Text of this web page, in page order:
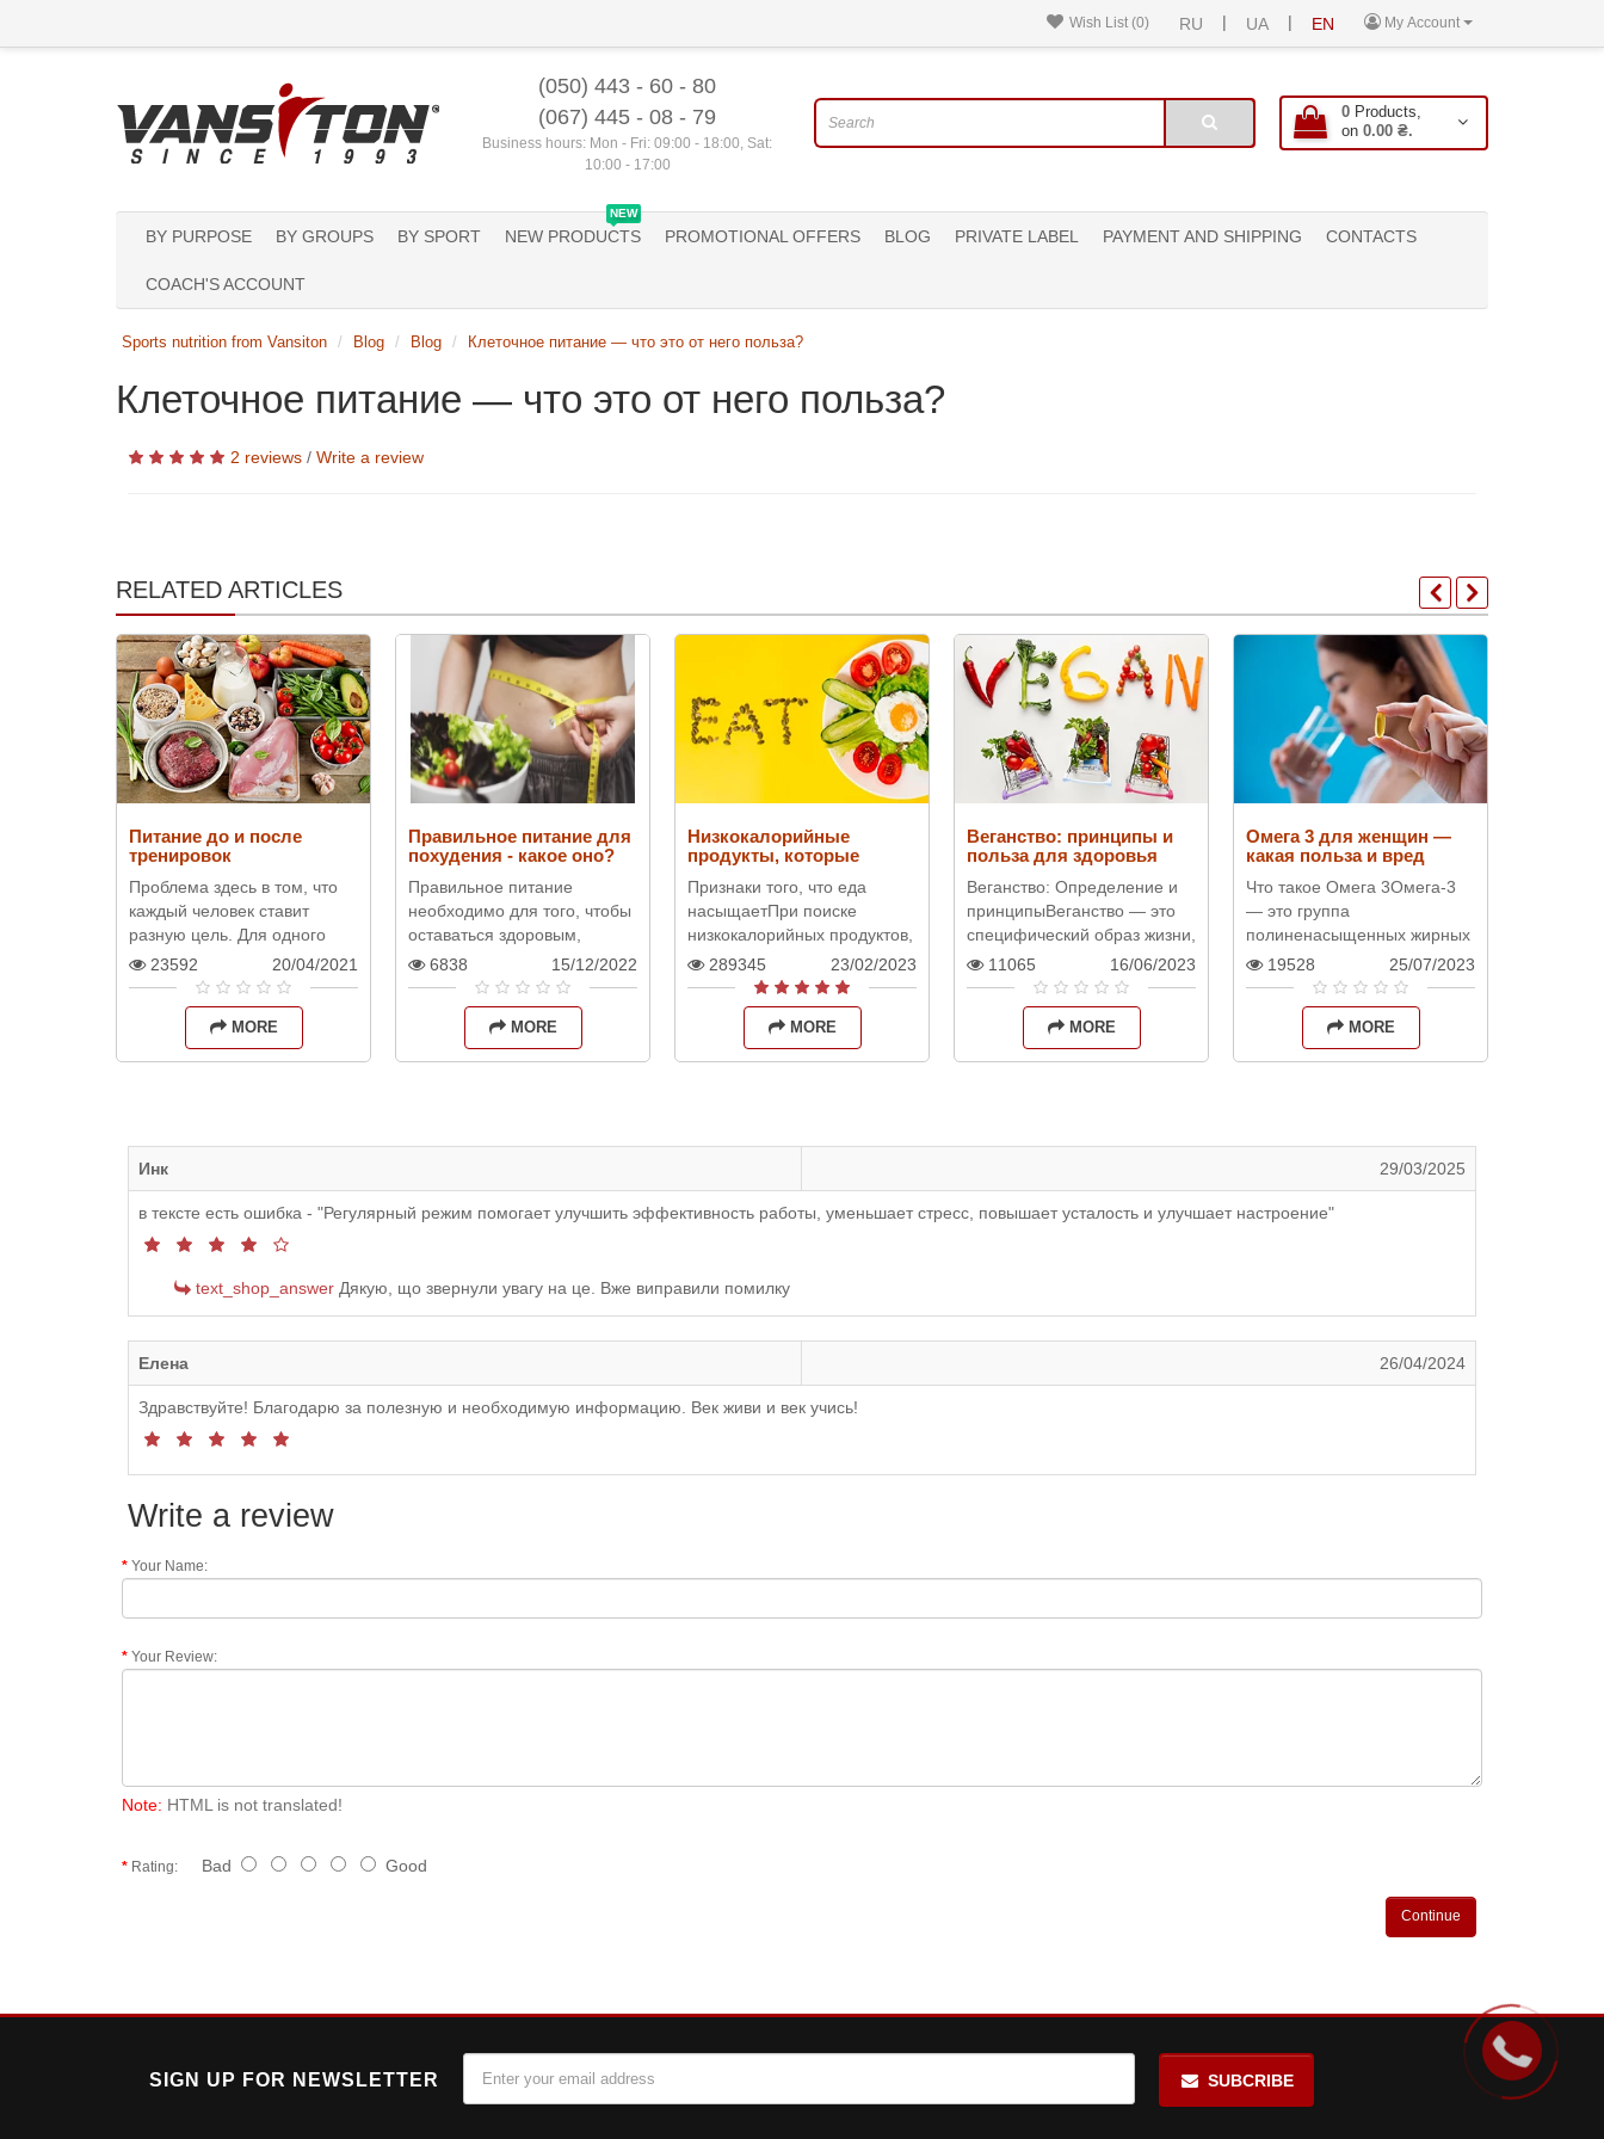
My Account
RU | UA | EN
Wish List (0)
(050) 443 - 60 - 80
(067) 445 - 08 - 79
Business hours: Mon - Fri: 09:00 - 18:00, Sat:
10:00 - 17:00
0 Products,
on 0.00 ₴.
BY PURPOSE BY GROUPS BY SPORT
NEW
NEW PRODUCTS PROMOTIONAL OFFERS BLOG PRIVATE LABEL PAYMENT AND SHIPPING CONTACTS
COACH'S ACCOUNT
Sports nutrition from Vansiton Blog Blog Клеточное питание — что это от него польза?
Клеточное питание — что это от него польза?
2 reviews/ Write a review
RELATED ARTICLES
Питание до и после
тренировок
Проблема здесь в том, что
каждый человек ставит
разную цель. Для одного
важно нарастить мышцы,
для другого – похудеть. В
связи с этим отличается и
23592 20/04/2021
MORE
Правильное питание для
похудения - какое оно?
Правильное питание
необходимо для того, чтобы
оставаться здоровым,
бодрым и хорошо
выглядеть. Кроме того, такое
питание способствует
нормализации веса..
6838 15/12/2022
MORE
Низкокалорийные
продукты, которые
похудеть
Признаки того, что еда
насыщаетПри поиске
низкокалорийных продуктов,
которые насыщают
организм и позволяют нам
чувствовать себя сытыми,
необходимо учи..
289345 23/02/2023
MORE
Веганство: принципы и
польза для здоровья
Веганство: Определение и
принципыВеганство — это
специфический образ жизни,
исключающий употребление
любых продуктов животного
происхождения и использ..
11065 16/06/2023
MORE
Омега 3 для женщин —
какая польза и вред
Что такое Омега 3Омега-3
— это группа
полиненасыщенных жирных
кислот, играющих важную
роль в функционировании
организма
человека.Наиболее
известными и..
19528 25/07/2023
MORE
Инк 29/03/2025
в тексте есть ошибка - "Регулярный режим помогает улучшить эффективность работы, уменьшает стресс, повышает усталость и улучшает настроение"
text_shop_answer Дякую, що звернули увагу на це. Вже виправили помилку
Елена 26/04/2024
Здравствуйте! Благодарю за полезную и необходимую информацию. Век живи и век учись!
Write a review
Your Name:
Your Review:
Note: HTML is not translated!
Rating: Bad Good
Continue
SIGN UP FOR NEWSLETTER SUBCRIBE